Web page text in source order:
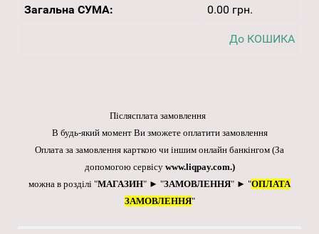
Загальна СУМА: 0.00 грн.
До КОШИКА
Післясплата замовлення
В будь-який момент Ви зможете оплатити замовлення
Оплата за замовлення карткою чи іншим онлайн банкінгом (За
допомогою сервісу www.liqpay.com.)
можна в розділі "МАГАЗИН" ► "ЗАМОВЛЕННЯ" ► "ОПЛАТА
ЗАМОВЛЕННЯ"